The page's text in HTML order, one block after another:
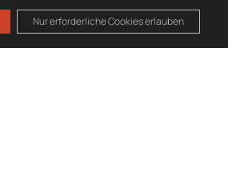
Nur erforderliche Cookies erlauben